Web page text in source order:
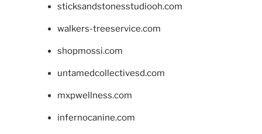
sticksandstonesstudiooh.com
walkers-treeservice.com
shopmossi.com
untamedcollectivesd.com
mxpwellness.com
infernocanine.com